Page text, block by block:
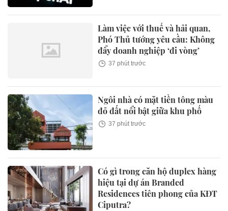
Làm việc với thuế và hải quan,
Phó Thủ tướng yêu cầu: Không
đẩy doanh nghiệp ‘đi vòng’
37 phút trước
Ngôi nhà có mặt tiền tông màu
đỏ đất nổi bật giữa khu phố
37 phút trước
Có gì trong căn hộ duplex hàng
hiệu tại dự án Branded
Residences tiên phong của KĐT
Ciputra?